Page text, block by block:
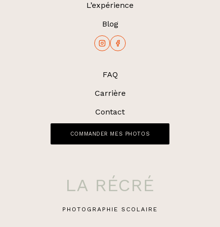
L’expérience
Blog
LA RÉCRÉ
PHOTOGRAPHIE SCOLAIRE
FAQ
Carrière
Contact
COMMANDER MES PHOTOS